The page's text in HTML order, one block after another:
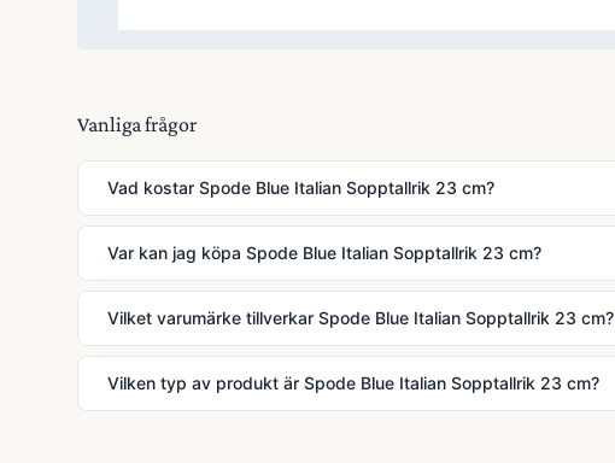
Vanliga frågor
Vad kostar Spode Blue Italian Sopptallrik 23 cm?
Var kan jag köpa Spode Blue Italian Sopptallrik 23 cm?
Vilket varumärke tillverkar Spode Blue Italian Sopptallrik 23 cm?
Vilken typ av produkt är Spode Blue Italian Sopptallrik 23 cm?